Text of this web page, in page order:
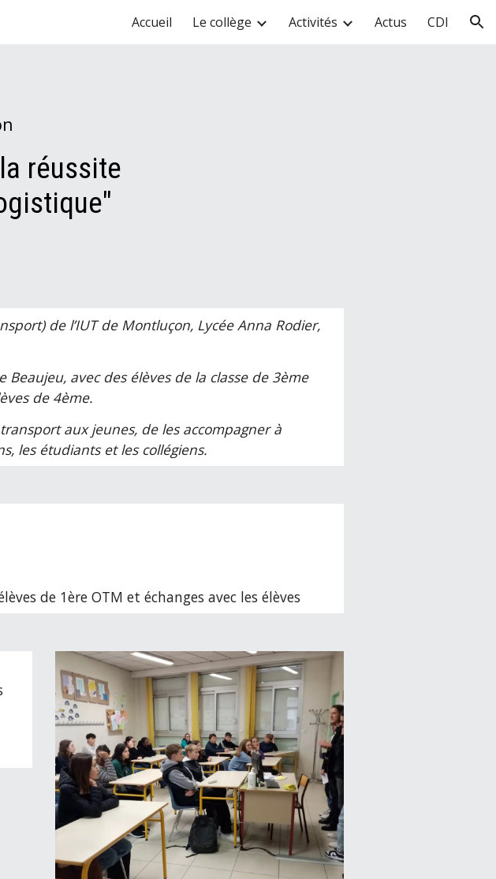
Skip to navigation
Accueil Le collège Activités Actus CDI
réussite
de l’IUT de Montluçon, Lycée Anna Rodier,
avec des élèves de la classe de 3ème
de 4ème.
aux jeunes, de les accompagner à
les étudiants et les collégiens.
de 1ère OTM et échanges avec les élèves